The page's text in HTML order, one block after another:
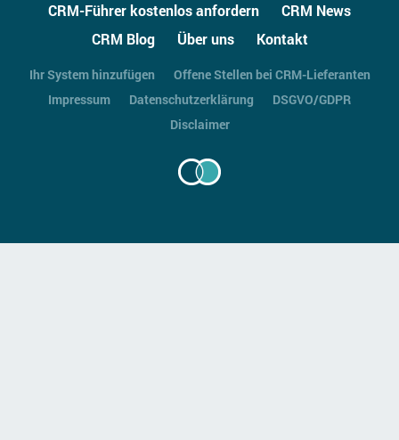
CRM-Führer kostenlos anfordern
CRM News
CRM Blog
Über uns Kontakt
Ihr System hinzufügen
Offene Stellen bei CRM-Lieferanten
Impressum
Datenschutzerklärung
DSGVO/GDPR
Disclaimer